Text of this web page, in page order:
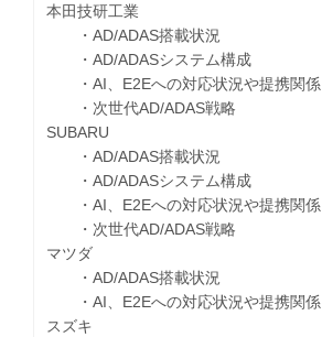
本田技研工業
・AD/ADAS搭載状況
・AD/ADASシステム構成
・AI、E2Eへの対応状況や提携関係
・次世代AD/ADAS戦略
SUBARU
・AD/ADAS搭載状況
・AD/ADASシステム構成
・AI、E2Eへの対応状況や提携関係
・次世代AD/ADAS戦略
マツダ
・AD/ADAS搭載状況
・AI、E2Eへの対応状況や提携関係
スズキ